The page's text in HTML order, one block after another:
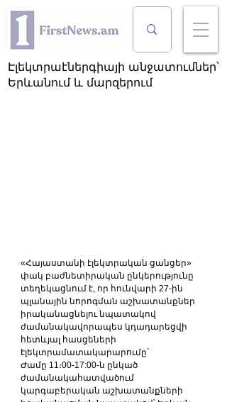
Էլեկտրաէներգիայի անջատումներ՝
Երևանում և մարզերում
«Հայաստանի էլեկտրական ցանցեր»
փակ բաժնետիրական ընկերությունը
տեղեկացնում է, որ հունվարի 27-ին
պլանային նորոգման աշխատանքներ
իրականացնելու նպատակով
ժամանակավորապես կդադարեցվի
հետևյալ հասցեների
էլեկտրամատակարարումը`
Ժամը 11։00-17:00-ն ընկած
ժամանակահատվածում
կարգաբերական աշխատանքների